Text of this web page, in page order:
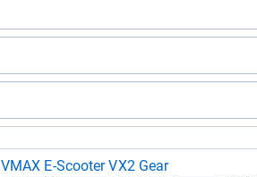
VMAX E-​Scoo­ter VX2 Gear